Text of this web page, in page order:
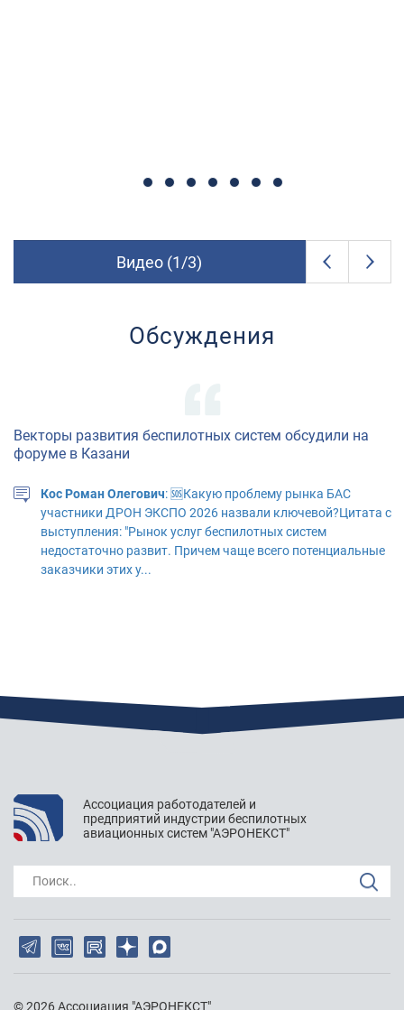
Видео (1/3)
Обсуждения
Векторы развития беспилотных систем обсудили на
форуме в Казани
Кос Роман Олегович: 🆘Какую проблему рынка БАС
участники ДРОН ЭКСПО 2026 назвали ключевой?Цитата с
выступления: "Рынок услуг беспилотных систем
недостаточно развит. Причем чаще всего потенциальные
заказчики этих у...
технологий идентификации
Павлов Михаил Фёдорович: неохотно соглашусь с
и забыть о дроне, но в...
технологий идентификации
Ассоциация работодателей и
предприятий индустрии беспилотных
авиационных систем "АЭРОНЕКСТ"
Поиск..
© 2026 Ассоциация "АЭРОНЕКСТ"